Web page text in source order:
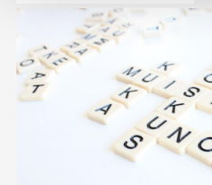
tukemiseen ja
jaamme sosiaalisen median,
alan kumppaneillemme
sivustoamme. Kumppanimme
tietoja muihin tietoihin, joita
kerätty, kun olet käyttänyt
saatetaan myös siirtää